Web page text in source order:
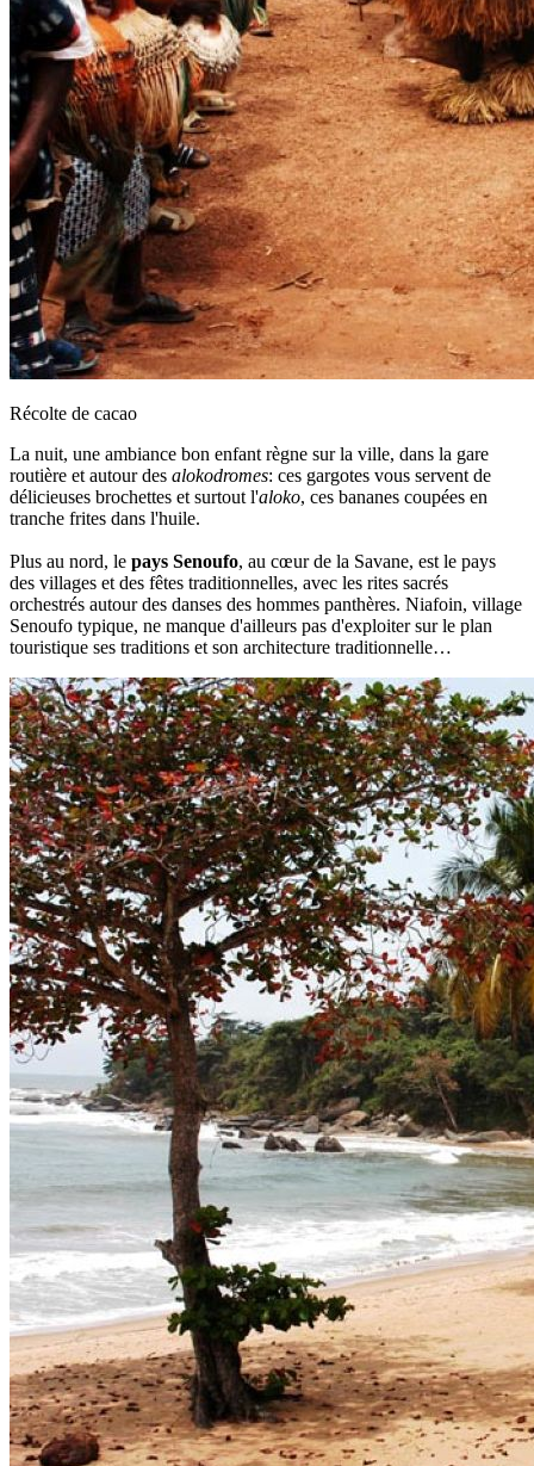
Récolte de cacao
La nuit, une ambiance bon enfant règne sur la ville, dans la gare
routière et autour des alokodromes: ces gargotes vous servent de
délicieuses brochettes et surtout l'aloko, ces bananes coupées en
tranche frites dans l'huile.
Plus au nord, le pays Senoufo, au cœur de la Savane, est le pays
des villages et des fêtes traditionnelles, avec les rites sacrés
orchestrés autour des danses des hommes panthères. Niafoin, village
Senoufo typique, ne manque d'ailleurs pas d'exploiter sur le plan
touristique ses traditions et son architecture traditionnelle…